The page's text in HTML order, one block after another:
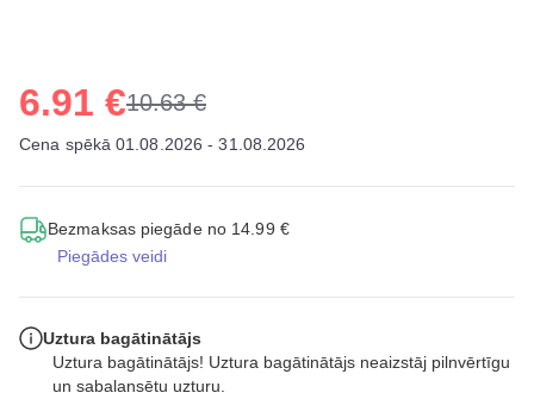
6.91 €10.63 €
Cena spēkā 01.08.2026 - 31.08.2026
Bezmaksas piegāde no 14.99 €
Piegādes veidi
Uztura bagātinātājs
Uztura bagātinātājs! Uztura bagātinātājs neaizstāj pilnvērtīgu
un sabalansētu uzturu.